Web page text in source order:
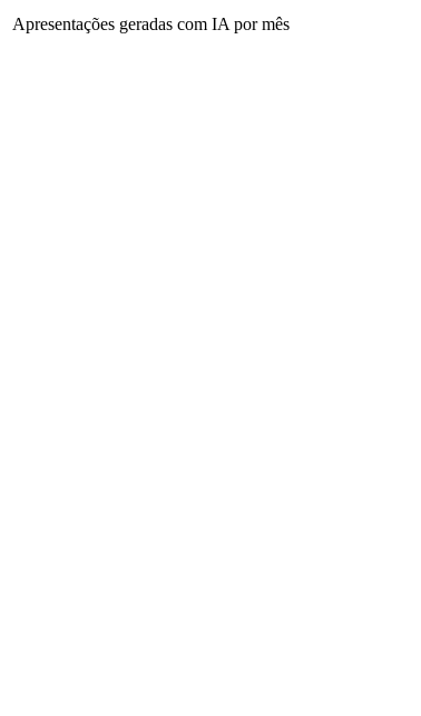
Apresentações geradas com IA por mês